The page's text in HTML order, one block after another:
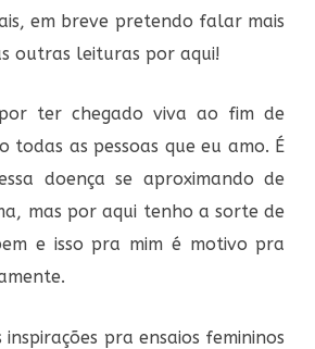
em breve pretendo falar mais
outras leituras por aqui!
ter chegado viva ao fim de
todas as pessoas que eu amo. É
doença se aproximando de
mas por aqui tenho a sorte de
e isso pra mim é motivo pra
pra ensaios femininos